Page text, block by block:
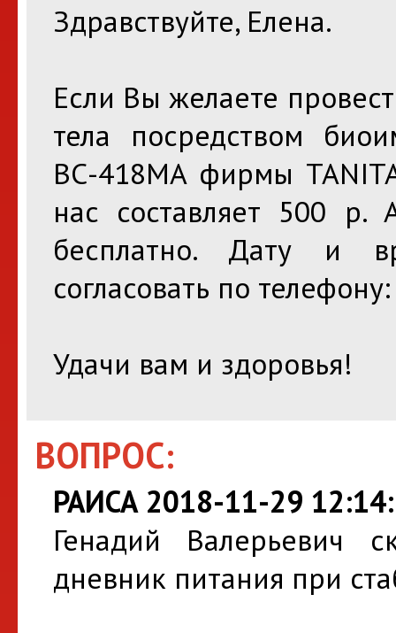
Здравствуйте, Елена.
Если Вы желаете
тела посредством
ВС-418МА фирмы
нас составляет 500 р.
бесплатно. Дату и
согласовать по
Удачи вам и здоровья!
ВОПРОС:
РАИСА 2018-11-29
Генадий Валерьевич
дневник питания при